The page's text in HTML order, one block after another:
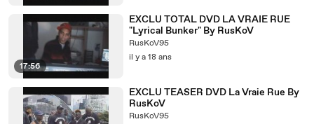
17:56
EXCLU TOTAL DVD LA VRAIE RUE
"Lyrical Bunker" By RusKoV
RusKoV95
il y a 18 ans
EXCLU TEASER DVD La Vraie Rue By
RusKoV
RusKoV95